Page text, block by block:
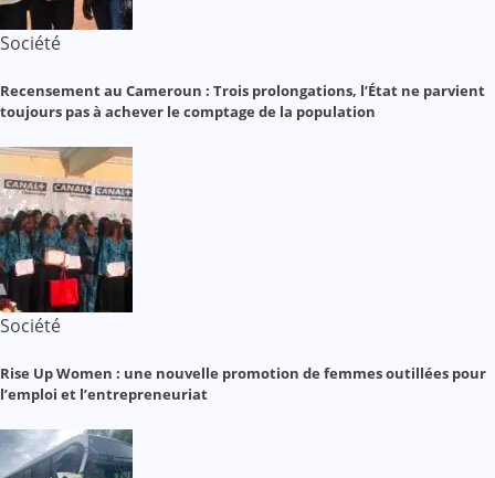
Société
Recensement au Cameroun : Trois prolongations, l’État ne parvient
toujours pas à achever le comptage de la population
Société
Rise Up Women : une nouvelle promotion de femmes outillées pour
l’emploi et l’entrepreneuriat